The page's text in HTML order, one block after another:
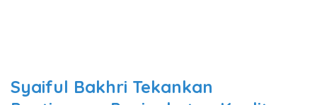
Syaiful Bakhri Tekankan